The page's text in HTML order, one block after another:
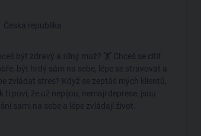
Česká republika
být zdravý a silný muž? 🏋️ Chceš se cítit
být hrdý sám na sebe, lépe se stravovat a
zvládat stres? Když se zeptáš mých klientů,
ti poví, že už nepijou, nemají deprese, jsou
sami na sebe a lépe zvládají život.